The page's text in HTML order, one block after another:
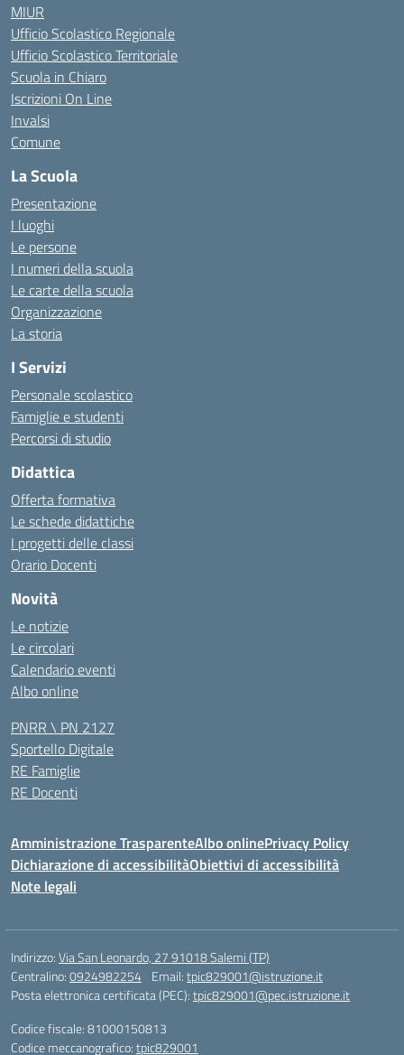
MIUR
Ufficio Scolastico Regionale
Ufficio Scolastico Territoriale
Scuola in Chiaro
Iscrizioni On Line
Invalsi
Comune
La Scuola
Presentazione
I luoghi
Le persone
I numeri della scuola
Le carte della scuola
Organizzazione
La storia
I Servizi
Personale scolastico
Famiglie e studenti
Percorsi di studio
Didattica
Offerta formativa
Le schede didattiche
I progetti delle classi
Orario Docenti
Novità
Le notizie
Le circolari
Calendario eventi
Albo online
PNRR \ PN 2127
Sportello Digitale
RE Famiglie
RE Docenti
Amministrazione TrasparenteAlbo onlinePrivacy Policy
Dichiarazione di accessibilitàObiettivi di accessibilità
Note legali
Indirizzo:Via San Leonardo, 27 91018 Salemi (TP)
Centralino:0924982254 Email:tpic829001@istruzione.it
Posta elettronica certificata (PEC):tpic829001@pec.istruzione.it
Codice fiscale: 81000150813
Codice meccanografico:tpic829001